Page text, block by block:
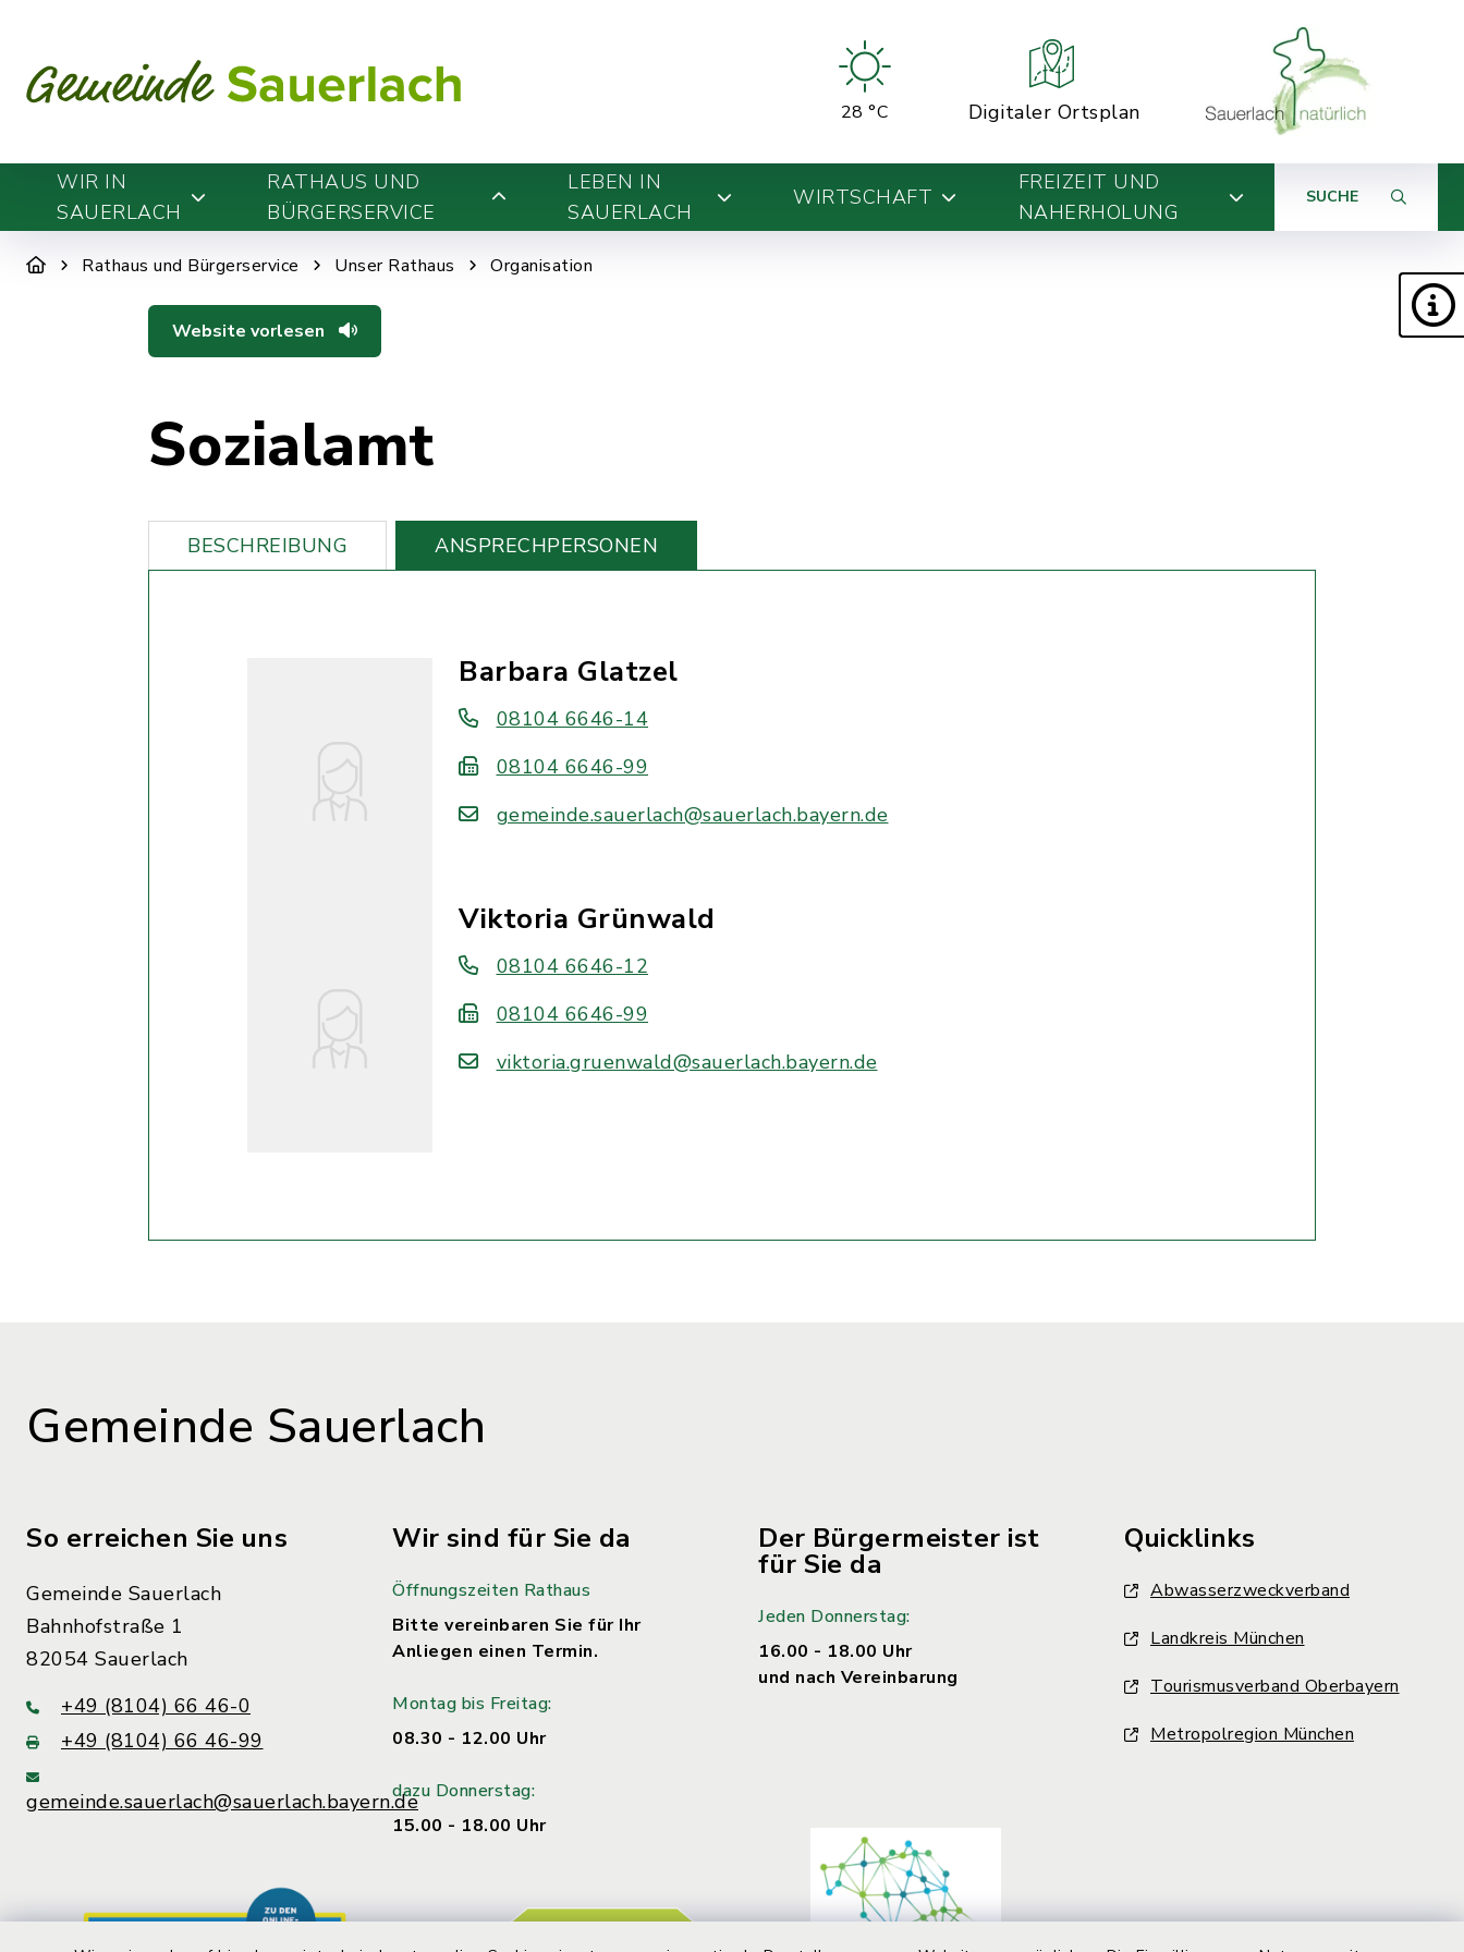
28 °C Digitaler Ortsplan
WIR IN
SAUERLACH
RATHAUS UND
BÜRGERSERVICE
LEBEN IN
SAUERLACH
WIRTSCHAFT
FREIZEIT UND
NAHERHOLUNG
SUCHE
Rathaus und Bürgerservice Unser Rathaus Organisation
Website vorlesen
Sozialamt
BESCHREIBUNG ANSPRECHPERSONEN
Barbara Glatzel
08104 6646-14
08104 6646-99
gemeinde.sauerlach@sauerlach.bayern.de
Viktoria Grünwald
08104 6646-12
08104 6646-99
viktoria.gruenwald@sauerlach.bayern.de
Gemeinde Sauerlach
So erreichen Sie uns
Gemeinde Sauerlach
Bahnhofstraße 1
82054 Sauerlach
+49 (8104) 66 46-0
+49 (8104) 66 46-99
gemeinde.sauerlach@sauerlach.bayern.de
Wir sind für Sie da
Öffnungszeiten Rathaus
Bitte vereinbaren Sie für Ihr
Anliegen einen Termin.
Montag bis Freitag:
08.30 - 12.00 Uhr
dazu Donnerstag:
15.00 - 18.00 Uhr
Der Bürgermeister ist
für Sie da
Jeden Donnerstag:
16.00 - 18.00 Uhr
und nach Vereinbarung
Quicklinks
Abwasserzweckverband
Landkreis München
Tourismusverband Oberbayern
Metropolregion München